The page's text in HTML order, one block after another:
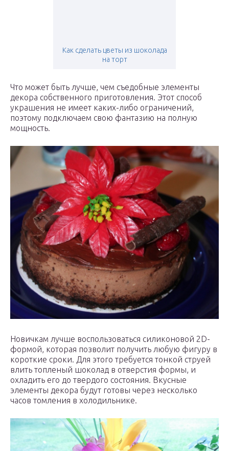
Как сделать цветы из шоколада
на торт
Что может быть лучше, чем съедобные элементы
декора собственного приготовления. Этот способ
украшения не имеет каких-либо ограничений,
поэтому подключаем свою фантазию на полную
мощность.
Новичкам лучше воспользоваться силиконовой 2D-
формой, которая позволит получить любую фигуру в
короткие сроки. Для этого требуется тонкой струей
влить топленый шоколад в отверстия формы, и
охладить его до твердого состояния. Вкусные
элементы декора будут готовы через несколько
часов томления в холодильнике.